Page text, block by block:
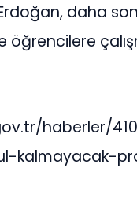
daha
haberler/
kalmayacak-